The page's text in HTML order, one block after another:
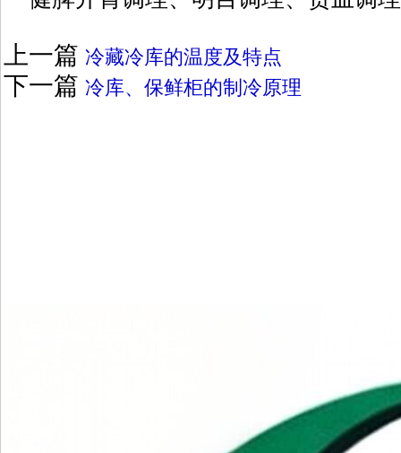
上一篇 冷藏冷库的温度及特点
下一篇 冷库、保鲜柜的制冷原理